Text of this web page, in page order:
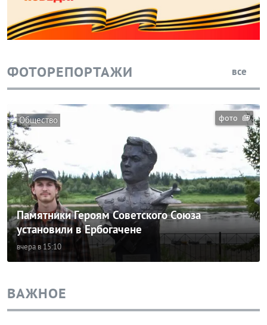
ФОТОРЕПОРТАЖИ все
фото
Общество
Памятники Героям Советского Союза
установили в Ербогачене
вчера в 15:10
ВАЖНОЕ